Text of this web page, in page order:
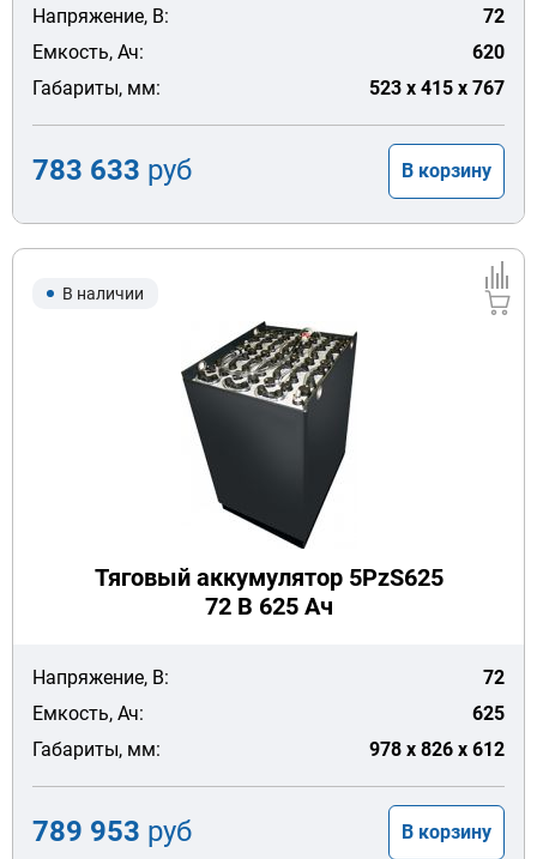
Напряжение, В:
72
Емкость, Ач:
620
Габариты, мм:
523 x 415 x 767
783 633 руб В корзину
В наличии
Тяговый аккумулятор 5PzS625
72 В 625 Ач
Напряжение, В:
72
Емкость, Ач:
625
Габариты, мм:
978 x 826 x 612
789 953 руб В корзину